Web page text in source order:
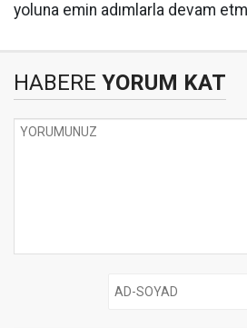
yoluna emin adımlarla devam
HABERE YORUM KAT